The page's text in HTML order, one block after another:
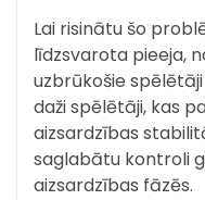
Lai risinātu šo
līdzsvarota pieeja,
uzbrūkošie
daži spēlētāji, kas
aizsardzības
saglabātu kontroli
aizsardzības fāzēs.